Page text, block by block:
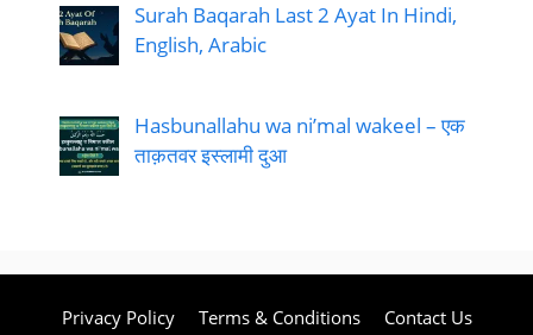
Surah Baqarah Last 2 Ayat In Hindi,
English, Arabic
Hasbunallahu wa ni’mal wakeel – एक
ताक़तवर इस्लामी दुआ
Privacy Policy Terms & Conditions Contact Us